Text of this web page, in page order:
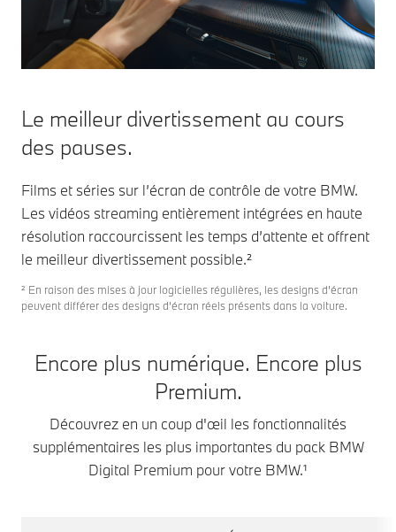
Le meilleur divertissement au cours
des pauses.
Films et séries sur l’écran de contrôle de votre BMW.
Les vidéos streaming entièrement intégrées en haute
résolution raccourcissent les temps d’attente et offrent
le meilleur divertissement possible.²
² En raison des mises à jour logicielles régulières, les designs d’écran
peuvent différer des designs d’écran réels présents dans la voiture.
Encore plus numérique. Encore plus
Premium.
Découvrez en un coup d'œil les fonctionnalités
supplémentaires les plus importantes du pack BMW
Digital Premium pour votre BMW.¹